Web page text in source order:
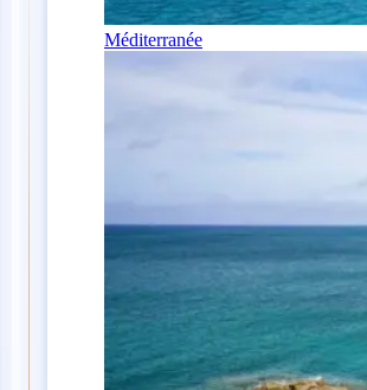
Méditerranée